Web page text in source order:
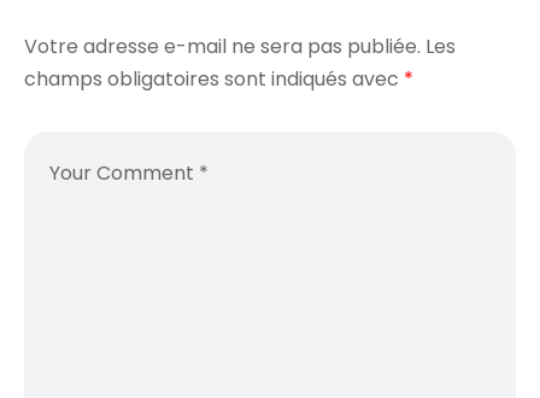
Votre adresse e-mail ne sera pas publiée. Les
champs obligatoires sont indiqués avec *